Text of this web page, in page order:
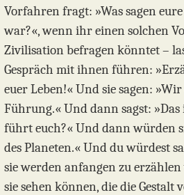
Vorfahren fragt: »Was sagen
war?«, wenn ihr einen solchen
Zivilisation befragen könntet –
Gespräch mit ihnen führen:
euer Leben!« Und sie sagen:
Führung.« Und dann sagst:
führt euch?« Und dann würden
des Planeten.« Und du würdest
sie werden anfangen zu
sie sehen können, die die Gestalt